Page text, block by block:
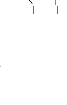
｜ |
! i
ｉ
|
|
ｌ!
ｉ
|｜